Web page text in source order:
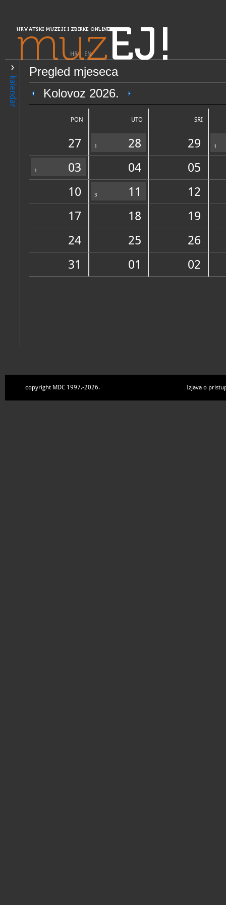
HRVATSKI MUZEJI I ZBIRKE ONLINE
muzEJ!
HR| EN
kalendar
Pregled mjeseca
Kolovoz 2026.
PON UTO SRI
27 1 28 29 1
1 03 04
05
10
3 11
12
17
18
19
24
25
26
31
01 02
PRETRAŽIVANJE
Središnja Hrvatska
Zavičajna etnografska
OPĆI PODACI
Zbirke
copyright MDC 1997.-2026. Izjava o